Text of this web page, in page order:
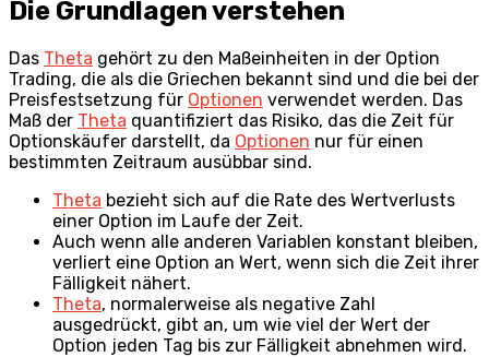
Die Grundlagen verstehen
Das Theta gehört zu den Maßeinheiten in der Option
Trading, die als die Griechen bekannt sind und die bei der
Preisfestsetzung für Optionen verwendet werden. Das
Maß der Theta quantifiziert das Risiko, das die Zeit für
Optionskäufer darstellt, da Optionen nur für einen
bestimmten Zeitraum ausübbar sind.
Theta bezieht sich auf die Rate des Wertverlusts
einer Option im Laufe der Zeit.
Auch wenn alle anderen Variablen konstant bleiben,
verliert eine Option an Wert, wenn sich die Zeit ihrer
Fälligkeit nähert.
Theta, normalerweise als negative Zahl
ausgedrückt, gibt an, um wie viel der Wert der
Option jeden Tag bis zur Fälligkeit abnehmen wird.